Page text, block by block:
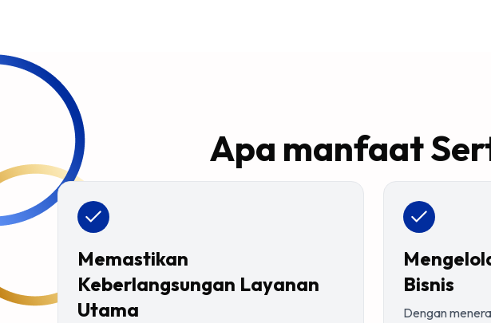
Apa manfaat
Memastikan
Keberlangsungan Layanan
Utama
Bisnis
Dengan